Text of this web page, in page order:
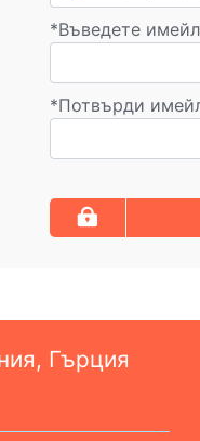
*Въведете
*Потвърди
Гърция